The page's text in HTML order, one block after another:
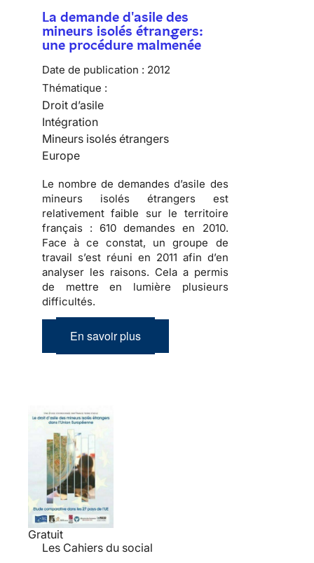
La demande d'asile des
mineurs isolés étrangers:
une procédure malmenée
Date de publication : 2012
Thématique :
Droit d’asile
Intégration
Mineurs isolés étrangers
Europe
Le nombre de demandes d’asile des
mineurs isolés étrangers est
relativement faible sur le territoire
français : 610 demandes en 2010.
Face à ce constat, un groupe de
travail s’est réuni en 2011 afin d’en
analyser les raisons. Cela a permis
de mettre en lumière plusieurs
difficultés.
En savoir plus
Gratuit
Les Cahiers du social